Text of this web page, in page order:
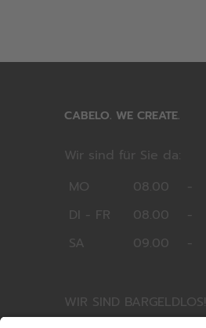
CABELO. WE CREATE.
Wir sind für Sie da:
MO
08.00 -
DI - FR
08.00 -
SA
09.00 -
WIR SIND BARGELDLOS!